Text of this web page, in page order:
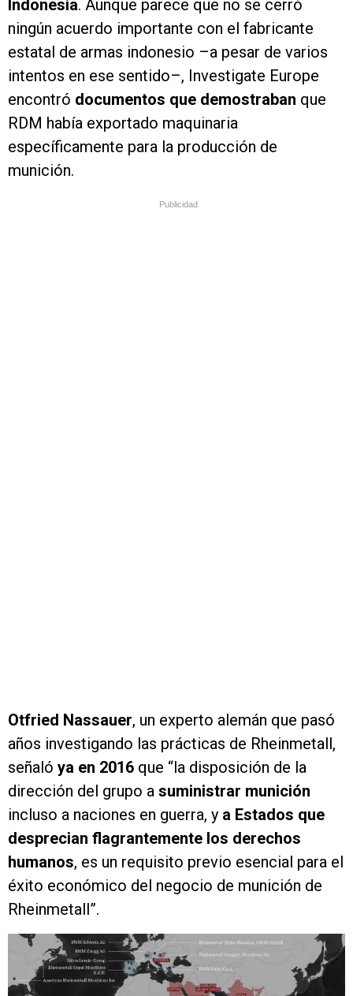
Indonesia. Aunque parece que no se cerró
ningún acuerdo importante con el fabricante
estatal de armas indonesio –a pesar de varios
intentos en ese sentido–, Investigate Europe
encontró documentos que demostraban que
RDM había exportado maquinaria
específicamente para la producción de
munición.
Publicidad
Otfried Nassauer, un experto alemán que pasó
años investigando las prácticas de Rheinmetall,
señaló ya en 2016 que “la disposición de la
dirección del grupo a suministrar munición
incluso a naciones en guerra, y a Estados que
desprecian flagrantemente los derechos
humanos, es un requisito previo esencial para el
éxito económico del negocio de munición de
Rheinmetall”.